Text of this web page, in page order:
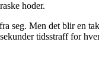
hoder.
seg. Men det blir en
tidsstraff for